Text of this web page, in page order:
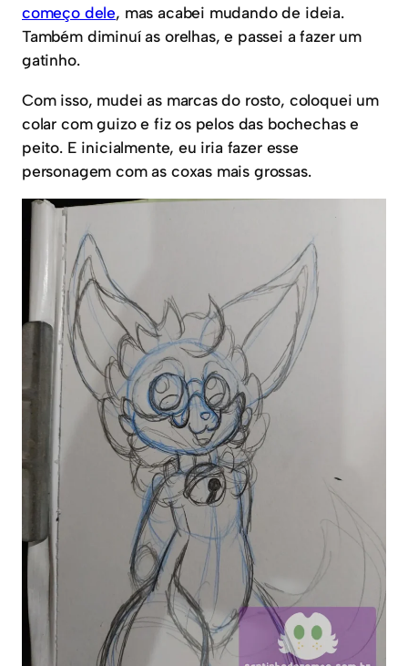
começo dele, mas acabei mudando de ideia.
Também diminuí as orelhas, e passei a fazer um
gatinho.
Com isso, mudei as marcas do rosto, coloquei um
colar com guizo e fiz os pelos das bochechas e
peito. E inicialmente, eu iria fazer esse
personagem com as coxas mais grossas.